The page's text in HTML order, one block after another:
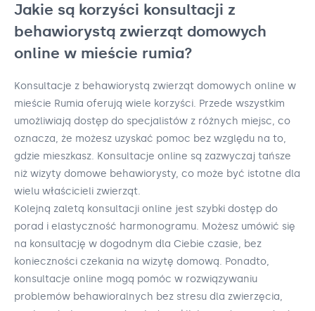
Jakie są korzyści konsultacji z
behawiorystą zwierząt domowych
online w mieście rumia?
Konsultacje z behawiorystą zwierząt domowych online w
mieście Rumia oferują wiele korzyści. Przede wszystkim
umożliwiają dostęp do specjalistów z różnych miejsc, co
oznacza, że możesz uzyskać pomoc bez względu na to,
gdzie mieszkasz. Konsultacje online są zazwyczaj tańsze
niż wizyty domowe behawiorysty, co może być istotne dla
wielu właścicieli zwierząt.
Kolejną zaletą konsultacji online jest szybki dostęp do
porad i elastyczność harmonogramu. Możesz umówić się
na konsultację w dogodnym dla Ciebie czasie, bez
konieczności czekania na wizytę domową. Ponadto,
konsultacje online mogą pomóc w rozwiązywaniu
problemów behawioralnych bez stresu dla zwierzęcia,